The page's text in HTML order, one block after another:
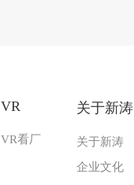
VR
VR看厂
关于新涛
关于新涛
企业文化